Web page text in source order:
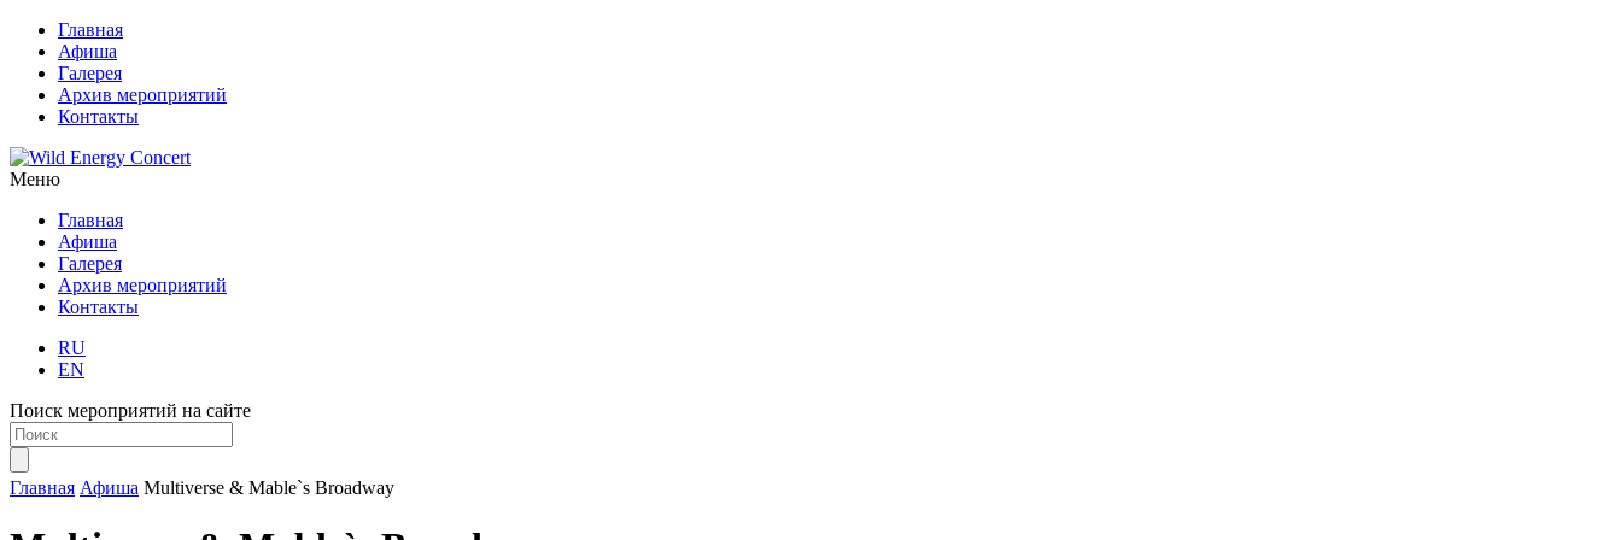
Главная
Афиша
Галерея
Архив мероприятий
Контакты
Меню
Главная
Афиша
Галерея
Архив мероприятий
Контакты
RU
EN
Поиск мероприятий на сайте
Главная Афиша Multiverse & Mable`s Broadway